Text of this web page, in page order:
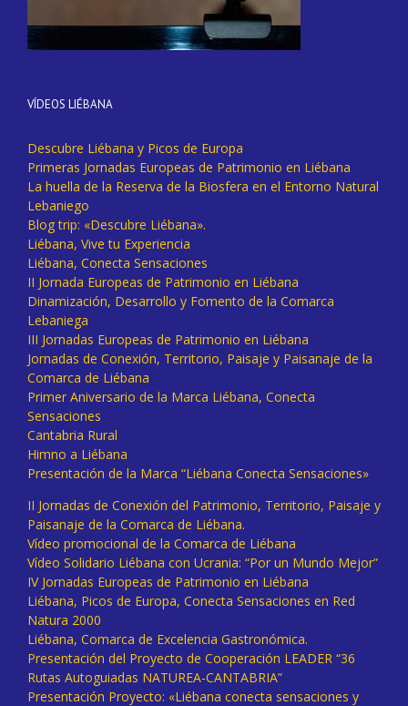
VÍDEOS LIÉBANA
Descubre Liébana y Picos de Europa
Primeras Jornadas Europeas de Patrimonio en Liébana
La huella de la Reserva de la Biosfera en el Entorno Natural
Lebaniego
Blog trip: «Descubre Liébana».
Liébana, Vive tu Experiencia
Liébana, Conecta Sensaciones
II Jornada Europeas de Patrimonio en Liébana
Dinamización, Desarrollo y Fomento de la Comarca
Lebaniega
III Jornadas Europeas de Patrimonio en Liébana
Jornadas de Conexión, Territorio, Paisaje y Paisanaje de la
Comarca de Liébana
Primer Aniversario de la Marca Liébana, Conecta
Sensaciones
Cantabria Rural
Himno a Liébana
Presentación de la Marca “Liébana Conecta Sensaciones»
II Jornadas de Conexión del Patrimonio, Territorio, Paisaje y
Paisanaje de la Comarca de Liébana.
Vídeo promocional de la Comarca de Liébana
Vídeo Solidario Liébana con Ucrania: “Por un Mundo Mejor”
IV Jornadas Europeas de Patrimonio en Liébana
Liébana, Picos de Europa, Conecta Sensaciones en Red
Natura 2000
Liébana, Comarca de Excelencia Gastronómica.
Presentación del Proyecto de Cooperación LEADER “36
Rutas Autoguiadas NATUREA-CANTABRIA”
Presentación Proyecto: «Liébana conecta sensaciones y